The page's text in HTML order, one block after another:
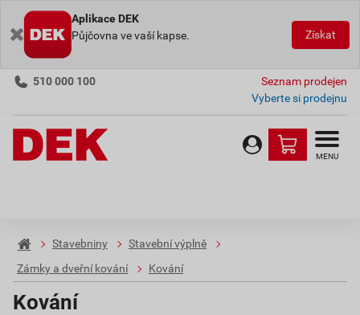
Aplikace DEK
Půjčovna ve vaší kapse.
Získat
510 000 100
Seznam prodejen
Vyberte si prodejnu
MENU
Stavebniny
Stavební výplně
Zámky a dveřní kování
Kování
Kování